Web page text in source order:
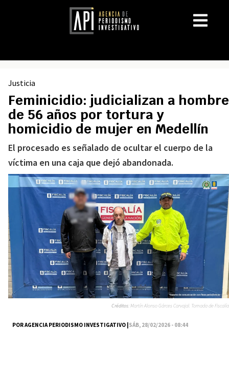
Justicia
Feminicidio: judicializan a hombre
de 56 años por tortura y
homicidio de mujer en Medellín
El procesado es señalado de ocultar el cuerpo de la
víctima en una caja que dejó abandonada.
POR AGENCIA PERIODISMO INVESTIGATIVO |SÁB, 28/02/2026 - 08:44
Créditos:Martín Alonso Gárces Carvajal. Tomada de Fiscalía